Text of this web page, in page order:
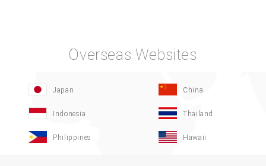
Overseas Websites
Japan China
Indonesia Thailand
Philippines Hawaii